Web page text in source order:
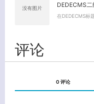
没有图片 DEDECMS
在DEDECMS标
评论
0 评论